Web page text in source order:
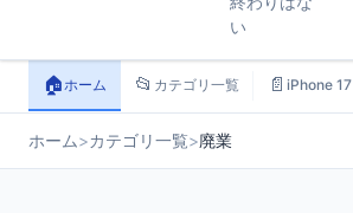
い
🏠ホーム 📂 カテゴリ一覧 📄 iPhone 17
ホーム>カテゴリ一覧>廃業